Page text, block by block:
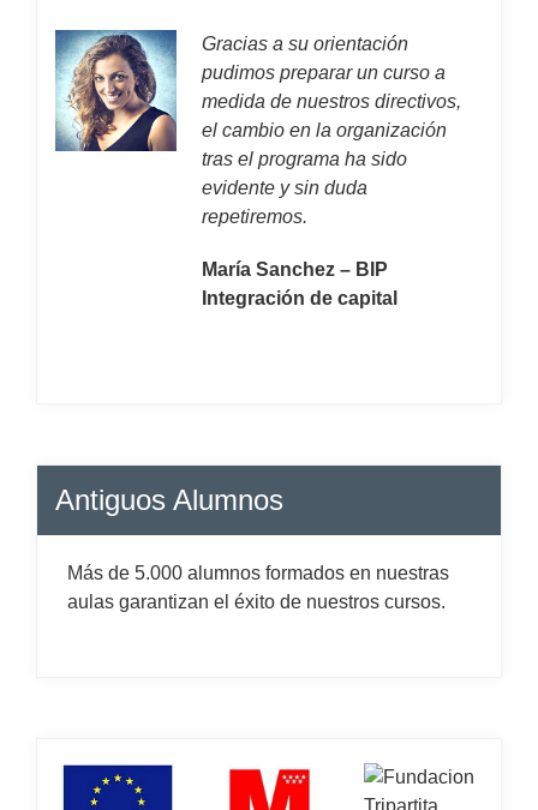
Gracias a su orientación
pudimos preparar un curso a
medida de nuestros directivos,
el cambio en la organización
tras el programa ha sido
evidente y sin duda
repetiremos.
María Sanchez – BIP
Integración de capital
Antiguos Alumnos
Más de 5.000 alumnos formados en nuestras
aulas garantizan el éxito de nuestros cursos.